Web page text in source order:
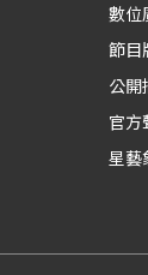
數位
節目
公開
官方
星藝